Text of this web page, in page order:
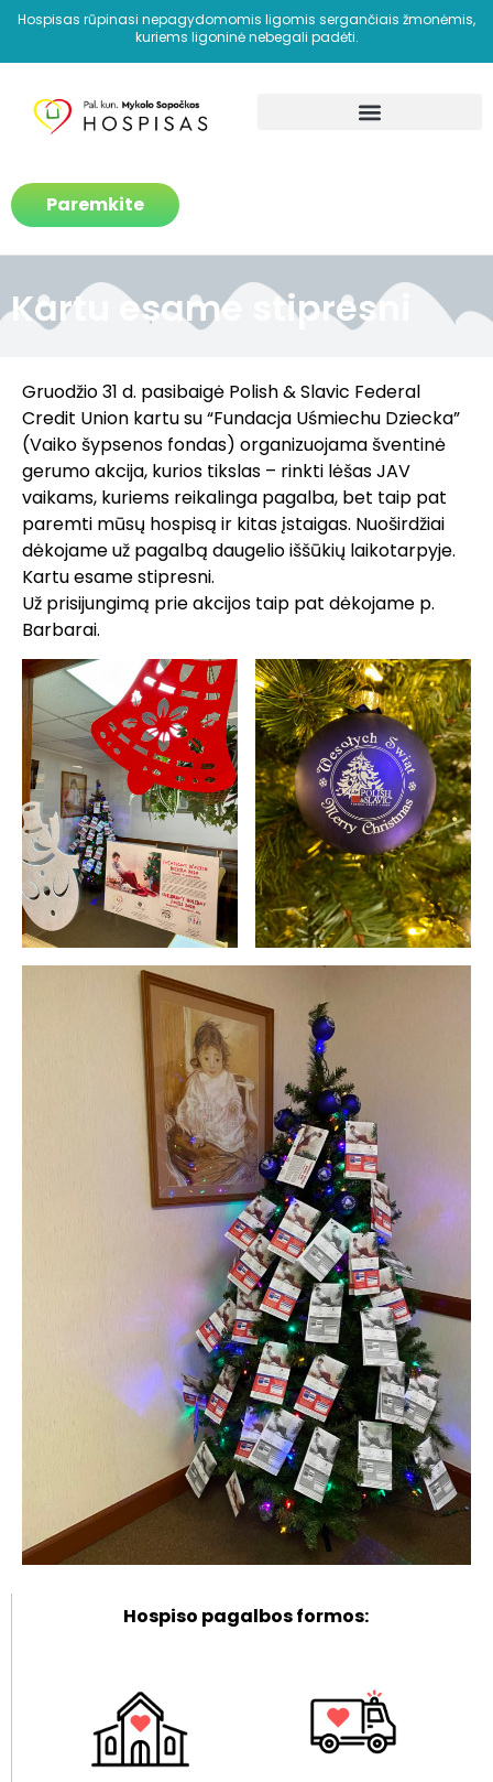
Hospisas rūpinasi nepagydomomis ligomis sergančiais žmonėmis,
kuriems ligoninė nebegali padėti.
Paremkite
Kartu esame stipresni
Gruodžio 31 d. pasibaigė Polish & Slavic Federal
Credit Union kartu su “Fundacja Uśmiechu Dziecka”
(Vaiko šypsenos fondas) organizuojama šventinė
gerumo akcija, kurios tikslas – rinkti lėšas JAV
vaikams, kuriems reikalinga pagalba, bet taip pat
paremti mūsų hospisą ir kitas įstaigas. Nuoširdžiai
dėkojame už pagalbą daugelio iššūkių laikotarpyje.
Kartu esame stipresni.
Už prisijungimą prie akcijos taip pat dėkojame p.
Barbarai.
Hospiso pagalbos formos: